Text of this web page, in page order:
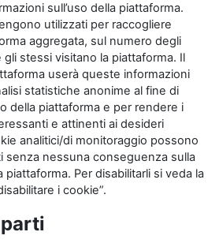
sull’uso della piattaforma.
utilizzati per raccogliere
aggregata, sul numero degli
stessi visitano la piattaforma. Il
userà queste informazioni
statistiche anonime al fine di
della piattaforma e per rendere i
e attinenti ai desideri
analitici/di monitoraggio possono
senza nessuna conseguenza sulla
piattaforma. Per disabilitarli si veda la
i cookie”.